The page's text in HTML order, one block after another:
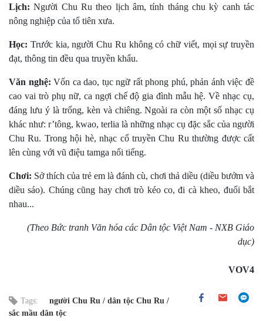
Lịch:Người Chu Ru theo lịch âm, tính tháng chu kỳ canh tác
nông nghiệp của tổ tiên xưa.
Học: Trước kia, người Chu Ru không có chữ viết, mọi sự truyền
đạt, thông tin đều qua truyền khẩu.
Văn nghệ: Vốn ca dao, tục ngữ rất phong phú, phản ánh việc đề
cao vai trò phụ nữ, ca ngợi chế độ gia đình mẫu hệ. Về nhạc cụ,
đáng lưu ý là trống, kèn và chiêng. Ngoài ra còn một số nhạc cụ
khác như: r’tông, kwao, terlia là những nhạc cụ đặc sắc của người
Chu Ru. Trong hội hè, nhạc cổ truyền Chu Ru thường được cất
lên cùng với vũ điệu tamga nổi tiếng.
Chơi: Sở thích của trẻ em là đánh cù, chơi thả diều (diều bướm và
diều sáo). Chúng cũng hay chơi trò kéo co, đi cà kheo, đuổi bắt
nhau...
(Theo Bức tranh Văn hóa các Dân tộc Việt Nam - NXB Giáo
dục)
VOV4
Tags: người Chu Ru
dân tộc Chu Ru
sắc mầu dân tộc